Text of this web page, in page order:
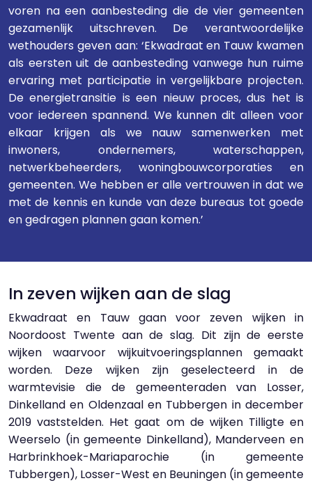
voren na een aanbesteding die de vier gemeenten
gezamenlijk uitschreven. De verantwoordelijke
wethouders geven aan: ‘Ekwadraat en Tauw kwamen
als eersten uit de aanbesteding vanwege hun ruime
ervaring met participatie in vergelijkbare projecten.
De energietransitie is een nieuw proces, dus het is
voor iedereen spannend. We kunnen dit alleen voor
elkaar krijgen als we nauw samenwerken met
inwoners, ondernemers, waterschappen,
netwerkbeheerders, woningbouwcorporaties en
gemeenten. We hebben er alle vertrouwen in dat we
met de kennis en kunde van deze bureaus tot goede
en gedragen plannen gaan komen.’
In zeven wijken aan de slag
Ekwadraat en Tauw gaan voor zeven wijken in
Noordoost Twente aan de slag. Dit zijn de eerste
wijken waarvoor wijkuitvoeringsplannen gemaakt
worden. Deze wijken zijn geselecteerd in de
warmtevisie die de gemeenteraden van Losser,
Dinkelland en Oldenzaal en Tubbergen in december
2019 vaststelden. Het gaat om de wijken Tilligte en
Weerselo (in gemeente Dinkelland), Manderveen en
Harbrinkhoek-Mariaparochie (in gemeente
Tubbergen), Losser-West en Beuningen (in gemeente